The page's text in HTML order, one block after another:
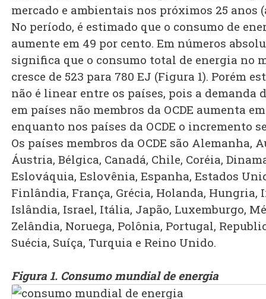
mercado e ambientais nos próximos 25 anos
No período, é estimado que o consumo de
aumente em 49 por cento. Em números
significa que o consumo total de energia no
cresce de 523 para 780 EJ (Figura 1). Porém
não é linear entre os países, pois a demanda
em países não membros da OCDE aumenta em
enquanto nos países da OCDE o incremento
Os países membros da OCDE são Alemanha,
Áustria, Bélgica, Canadá, Chile, Coréia,
Eslováquia, Eslovênia, Espanha, Estados
Finlândia, França, Grécia, Holanda, Hungria,
Islândia, Israel, Itália, Japão, Luxemburgo,
Zelândia, Noruega, Polônia, Portugal,
Suécia, Suíça, Turquia e Reino Unido.
Figura 1. Consumo mundial de energia